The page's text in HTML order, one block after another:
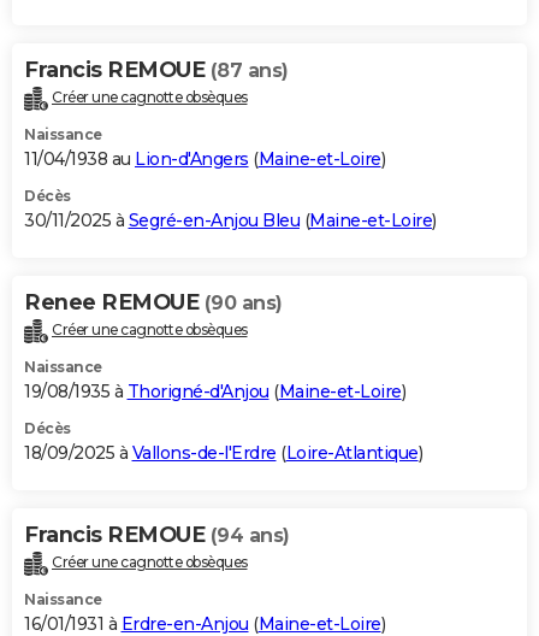
Carte de Noël
Carte Bonne année
Carte Saint-Valentin
Carte Pâques
Carte d'anniversaire
DICTIONNAIRE
Dictionnaire
Biographies
Citations
Expressions
Proverbes
PROGRAMME TV
S'inscrire
Se connecter
Lycées
Collèges
Primaires
Universités
Entreprises
Service militaire
Avis de recherche
AVIS DE DÉCÈS
Bricolage
Lifestyle
Culture
Sport
Auto
Television
Voyage
Cinema
Francis REMOUE (87 ans)
Créer une cagnotte obsèques
Naissance
11/04/1938 au Lion-d'Angers (Maine-et-Loire)
Décès
30/11/2025 à Segré-en-Anjou Bleu (Maine-et-Loire)
Renee REMOUE (90 ans)
Créer une cagnotte obsèques
Naissance
19/08/1935 à Thorigné-d'Anjou (Maine-et-Loire)
Décès
18/09/2025 à Vallons-de-l'Erdre (Loire-Atlantique)
Francis REMOUE (94 ans)
Créer une cagnotte obsèques
Naissance
16/01/1931 à Erdre-en-Anjou (Maine-et-Loire)